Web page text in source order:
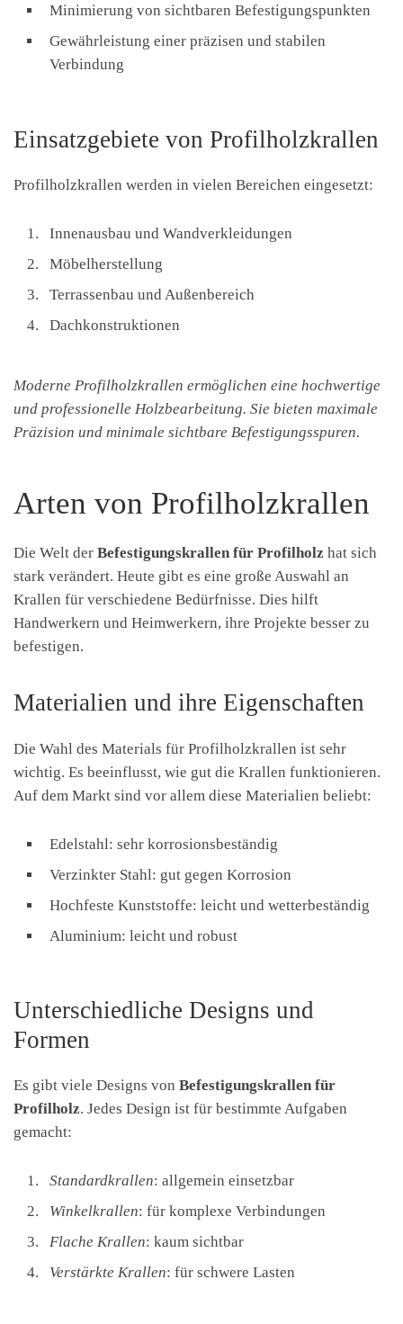
Minimierung von sichtbaren Befestigungspunkten
Gewährleistung einer präzisen und stabilen
Verbindung
Einsatzgebiete von Profilholzkrallen
Profilholzkrallen werden in vielen Bereichen eingesetzt:
Innenausbau und Wandverkleidungen
Möbelherstellung
Terrassenbau und Außenbereich
Dachkonstruktionen
Moderne Profilholzkrallen ermöglichen eine hochwertige
und professionelle Holzbearbeitung. Sie bieten maximale
Präzision und minimale sichtbare Befestigungsspuren.
Arten von Profilholzkrallen
Die Welt der Befestigungskrallen für Profilholz hat sich
stark verändert. Heute gibt es eine große Auswahl an
Krallen für verschiedene Bedürfnisse. Dies hilft
Handwerkern und Heimwerkern, ihre Projekte besser zu
befestigen.
Materialien und ihre Eigenschaften
Die Wahl des Materials für Profilholzkrallen ist sehr
wichtig. Es beeinflusst, wie gut die Krallen funktionieren.
Auf dem Markt sind vor allem diese Materialien beliebt:
Edelstahl: sehr korrosionsbeständig
Verzinkter Stahl: gut gegen Korrosion
Hochfeste Kunststoffe: leicht und wetterbeständig
Aluminium: leicht und robust
Unterschiedliche Designs und
Formen
Es gibt viele Designs von Befestigungskrallen für
Profilholz. Jedes Design ist für bestimmte Aufgaben
gemacht:
Standardkrallen: allgemein einsetzbar
Winkelkrallen: für komplexe Verbindungen
Flache Krallen: kaum sichtbar
Verstärkte Krallen: für schwere Lasten